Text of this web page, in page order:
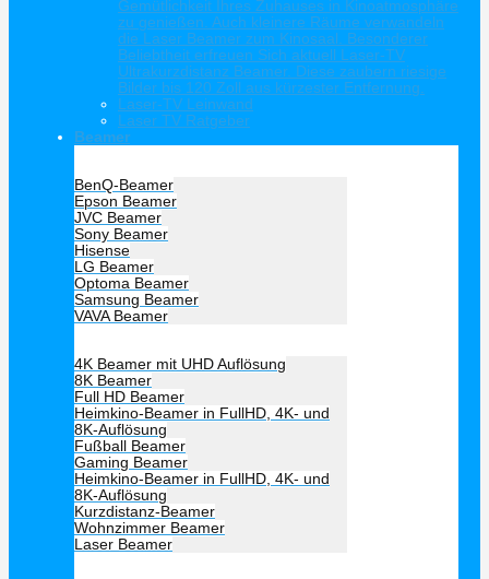
Gemütlichkeit Ihres Zuhauses in Kinoatmosphäre
zu genießen. Auch kleinere Räume verwandeln
die Laser Beamer zum Kinosaal. Besonderer
Beliebtheit erfreuen Sich aktuell Laser-TV
Ultrakurzdistanz Beamer. Diese zaubern riesige
Bilder bis 120 Zoll aus kürzester Entfernung.
Laser-TV Leinwand
Laser TV Ratgeber
Beamer
BenQ-Beamer
Epson Beamer
JVC Beamer
Sony Beamer
Hisense
LG Beamer
Optoma Beamer
Samsung Beamer
VAVA Beamer
4K Beamer mit UHD Auflösung
8K Beamer
Full HD Beamer
Heimkino-Beamer in FullHD, 4K- und
8K-Auflösung
Fußball Beamer
Gaming Beamer
Heimkino-Beamer in FullHD, 4K- und
8K-Auflösung
Kurzdistanz-Beamer
Wohnzimmer Beamer
Laser Beamer